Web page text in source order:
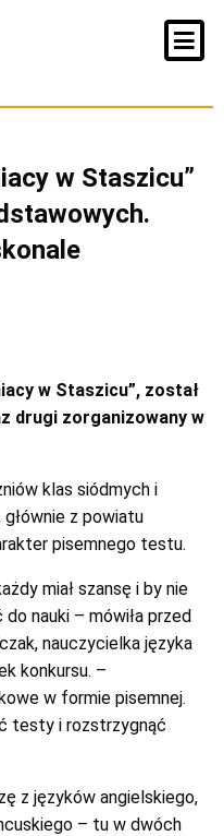
w Staszicu”
w Staszicu”, został
drugi zorganizowany w
klas siódmych i
z powiatu
pisemnego testu.
miał szansę i by nie
nauki – mówiła przed
nauczycielka języka
konkursu. –
w formie pisemnej.
testy i rozstrzygnąć
z języków angielskiego,
– tu w dwóch